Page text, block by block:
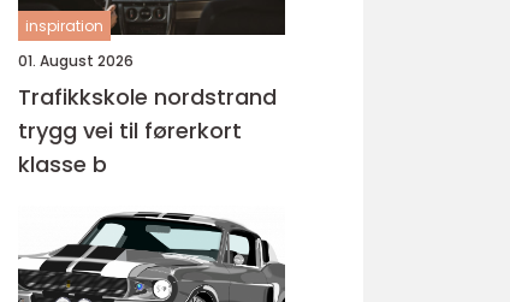
inspiration
01. August 2026
Trafikkskole nordstrand
trygg vei til førerkort
klasse b